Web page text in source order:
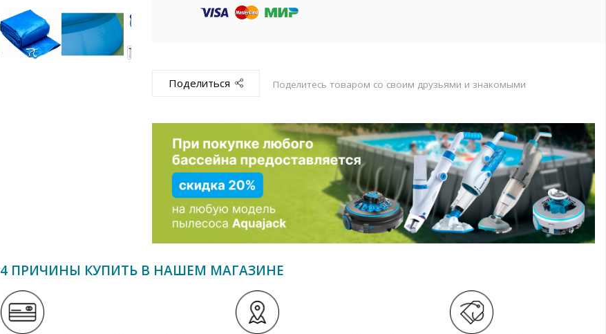
Поделиться Поделитесь товаром со своим друзьями и знакомыми
4 ПРИЧИНЫ КУПИТЬ В НАШЕМ МАГАЗИНЕ